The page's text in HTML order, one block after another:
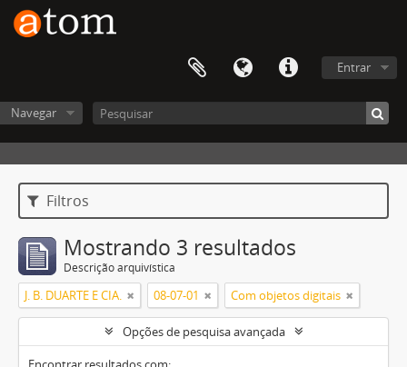
Entrar
Navegar
Filtros
Mostrando 3 resultados
Descrição arquivística
J. B. DUARTE E CIA. 08-07-01 Com objetos digitais
Opções de pesquisa avançada